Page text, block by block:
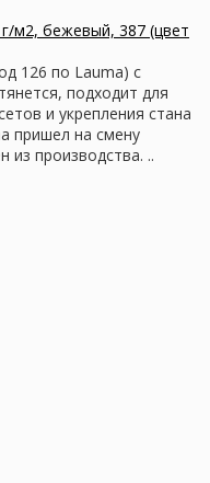
м2, бежевый, 387 (цвет
126 по Lauma) с
подходит для
и укрепления стана
пришел на смену
из производства. ..